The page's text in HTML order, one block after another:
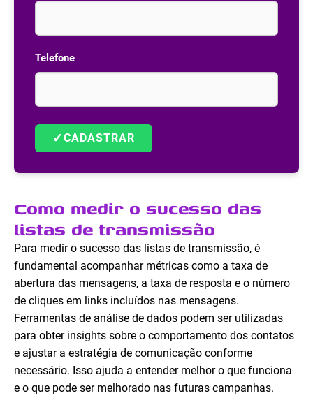
Telefone
✓CADASTRAR
Como medir o sucesso das
listas de transmissão
Para medir o sucesso das listas de transmissão, é
fundamental acompanhar métricas como a taxa de
abertura das mensagens, a taxa de resposta e o número
de cliques em links incluídos nas mensagens.
Ferramentas de análise de dados podem ser utilizadas
para obter insights sobre o comportamento dos contatos
e ajustar a estratégia de comunicação conforme
necessário. Isso ajuda a entender melhor o que funciona
e o que pode ser melhorado nas futuras campanhas.